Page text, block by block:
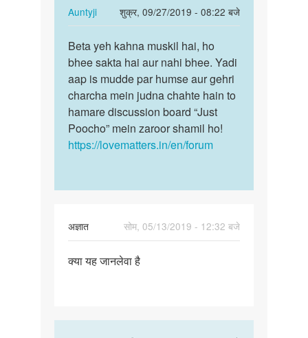
percent…
by
Ajay
kumar
Auntyji
शुक्र, 09/27/2019 - 08:22 बजे
In
reply
to
Herpes
se
Hiv
Ka
koi…
by
Beta
yeh
kahna
muskil
hai,
…
Beta yeh kahna muskil hai, ho
bhee sakta hai aur nahi bhee. Yadi
aap is mudde par humse aur gehri
charcha mein judna chahte hain to
hamare discussion board “Just
Poocho” mein zaroor shamil ho!
https://lovematters.in/en/forum
अज्ञात
सोम, 05/13/2019 - 12:32 बजे
क्या
क्या यह जानलेवा है